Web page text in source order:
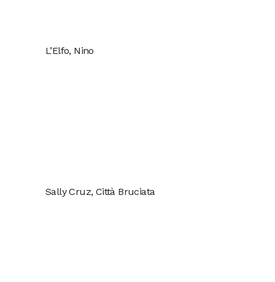
L’Elfo, Nino
Sally Cruz, Città Bruciata